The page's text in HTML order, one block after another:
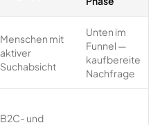
Menschen mit
aktiver
Suchabsicht
Unten im
Funnel —
kaufbereite
Nachfrage
B2C- und